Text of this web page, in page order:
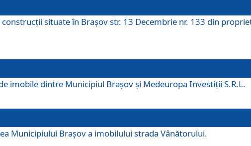
situate în Brașov str. 13 Decembrie nr. 133 din
imobile dintre Municipiul Brașov și Medeuropa Investiții S.R.L.
Municipiului Braşov a imobilului strada Vânătorului.